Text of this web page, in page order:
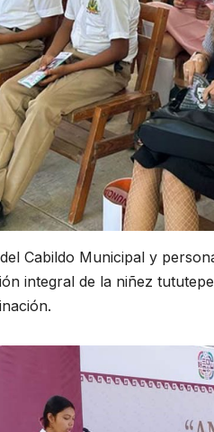
Cabildo Municipal y
integral de la niñez